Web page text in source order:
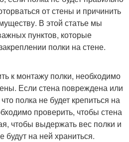
от стены и причинить
В этой статье мы
пунктов, которые
полки на стене.
к монтажу полки, необходимо
Если стена повреждена или
полка не будет крепиться на
проверить, чтобы стена
чтобы выдержать вес полки и
будут на ней храниться.